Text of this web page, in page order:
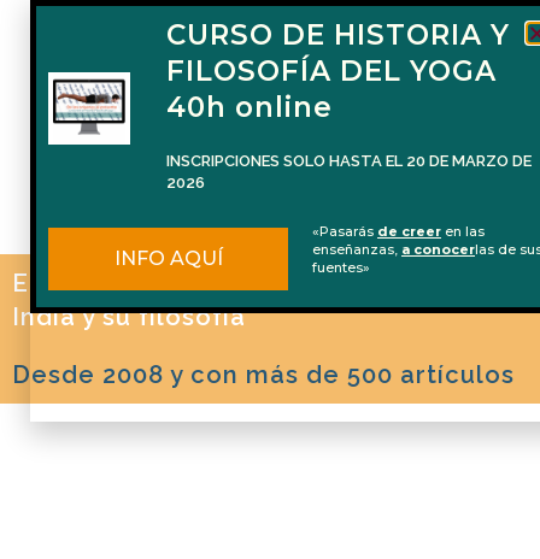
El blog de Naren Herrero sobre Yoga, la
India y su filosofía
Desde 2008 y con más de 500 artículos
CURSO DE HISTORIA Y
FILOSOFÍA DEL YOGA
40h online
INSCRIPCIONES SOLO HASTA EL 20 DE MARZO DE
2026
INFO AQUÍ
«Pasarás de creer en las
enseñanzas, a conocerlas de
fuentes»